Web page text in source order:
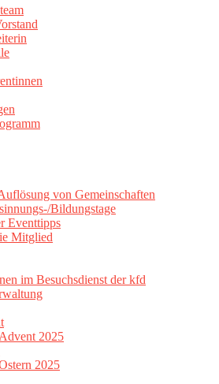
von Gemeinschaften
Bildungstage
Eventtipps
Mitglied
im Besuchsdienst der kfd
Advent 2025
2025